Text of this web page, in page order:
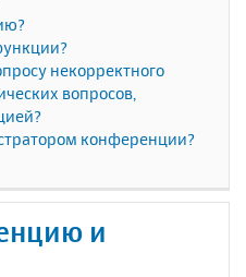
некорректного
вопросов,
конференции?
и